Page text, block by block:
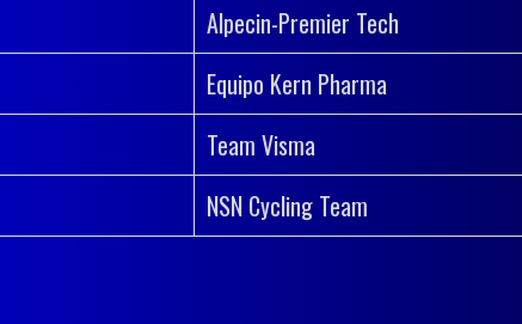
Alpecin-Premier Tech
Equipo Kern Pharma
Team Visma
NSN Cycling Team
Juego limpio y seguro
Disfruta gratis de nuestros juegos o hazte usuario